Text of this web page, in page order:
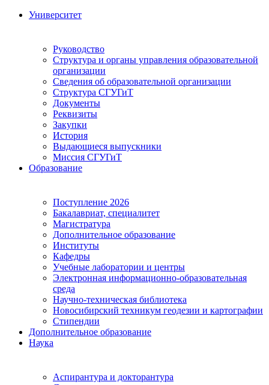
Университет
Руководство
Структура и органы управления образовательной
организации
Сведения об образовательной организации
Структура СГУГиТ
Документы
Реквизиты
Закупки
История
Выдающиеся выпускники
Миссия СГУГиТ
Образование
Поступление 2026
Бакалавриат, специалитет
Магистратура
Дополнительное образование
Институты
Кафедры
Учебные лаборатории и центры
Электронная информационно-образовательная
среда
Научно-техническая библиотека
Новосибирский техникум геодезии и картографии
Стипендии
Дополнительное образование
Наука
Аспирантура и докторантура